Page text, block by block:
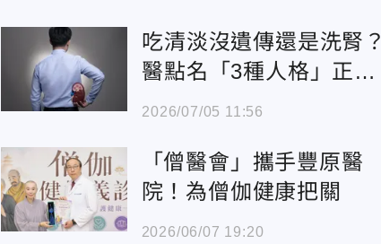
吃清淡沒遺傳還是洗腎？
醫點名「3種人格」正毀
掉你的腎
2026/07/05 11:56
「僧醫會」攜手豐原醫
院！為僧伽健康把關
2026/06/07 19:20